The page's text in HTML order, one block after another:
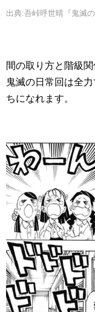
出典:吾峠呼世晴『鬼滅
間の取り方と階級
鬼滅の日常回は全
ちになれます。